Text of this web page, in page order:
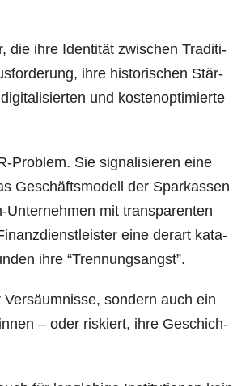
die ihre Iden­ti­tät zwi­schen Tra­di­ti­
ihre his­to­ri­schen Stär­
und kos­ten­op­ti­mier­te
Pro­blem. Sie signa­li­sie­ren eine
Geschäfts­mo­dell der Spar­kas­sen
Unter­neh­men mit trans­pa­ren­ten
eine der­art kata­
ihre “Tren­nungs­angst”.
son­dern auch ein
– oder ris­kiert, ihre Geschich­